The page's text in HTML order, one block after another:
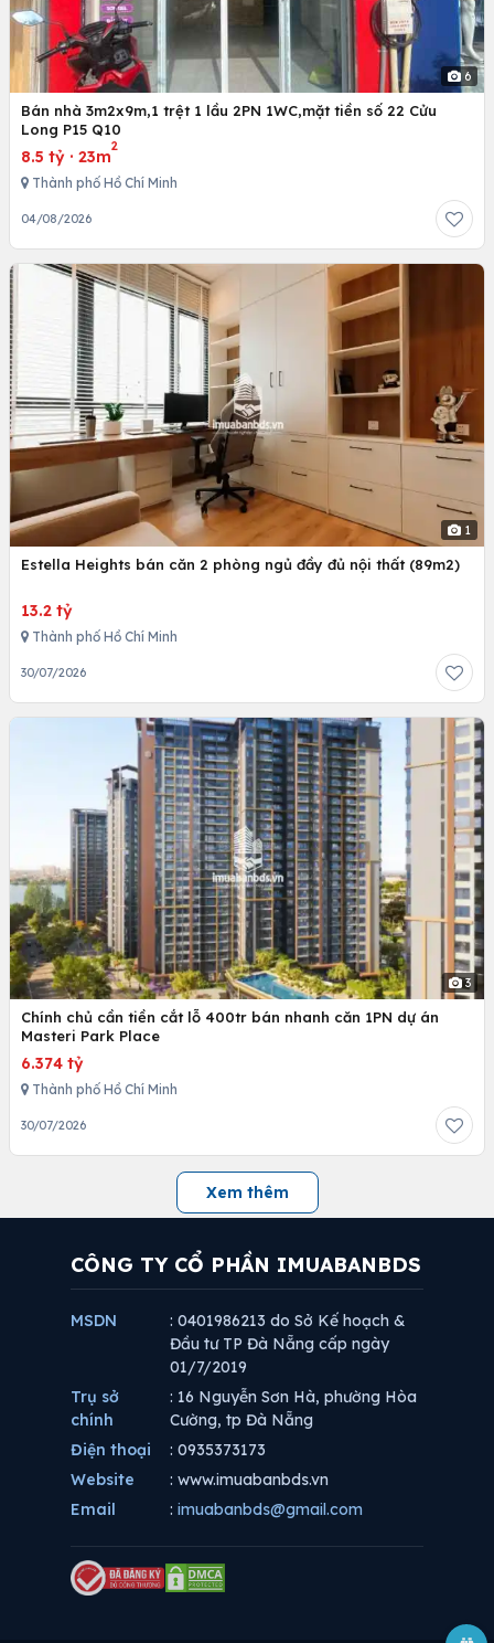
6
Bán nhà 3m2x9m,1 trệt 1 lầu 2PN 1WC,mặt tiền số 22 Cửu
Long P15 Q10
8.5 tỷ · 23m
2
Thành phố Hồ Chí Minh
04/08/2026
1
Estella Heights bán căn 2 phòng ngủ đầy đủ nội thất (89m2)
13.2 tỷ
Thành phố Hồ Chí Minh
30/07/2026
3
Chính chủ cần tiền cắt lỗ 400tr bán nhanh căn 1PN dự án
Masteri Park Place
6.374 tỷ
Thành phố Hồ Chí Minh
30/07/2026
Xem thêm
CÔNG TY CỔ PHẦN IMUABANBDS
MSDN
: 0401986213 do Sở Kế hoạch &
Đầu tư TP Đà Nẵng cấp ngày
01/7/2019
Trụ sở
chính
: 16 Nguyễn Sơn Hà, phường Hòa
Cường, tp Đà Nẵng
Điện thoại
: 0935373173
Website
: www.imuabanbds.vn
Email
: imuabanbds@gmail.com